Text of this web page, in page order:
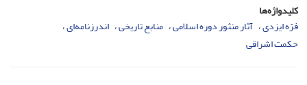
کلیدواژه‌ها
فرّه ایزدی آثار منثور دوره اسلامی منابع تاریخی اندرزنامه‌ای
حکمت اشراقی